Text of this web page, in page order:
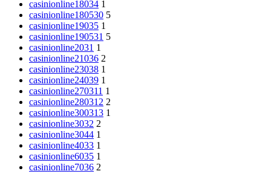
casinionline18034 1
casinionline180530 5
casinionline19035 1
casinionline190531 5
casinionline2031 1
casinionline21036 2
casinionline23038 1
casinionline24039 1
casinionline270311 1
casinionline280312 2
casinionline300313 1
casinionline3032 2
casinionline3044 1
casinionline4033 1
casinionline6035 1
casinionline7036 2